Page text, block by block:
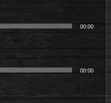
00:00
00:00